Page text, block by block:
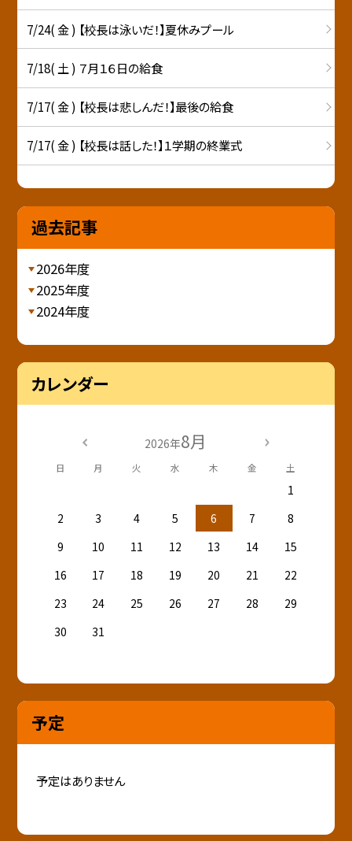
7/24( 金 ) 【校長は泳いだ！】夏休みプール
7/18( 土 ) ７月１６日の給食
7/17( 金 ) 【校長は悲しんだ！】最後の給食
7/17( 金 ) 【校長は話した！】１学期の終業式
過去記事
2026年度
2025年度
2024年度
カレンダー
2026年8月
日 月 火 水 木 金 土
1
2
3 4 5 6 7
8
9
10 11 12 13 14
15
16
17 18 19 20 21
22
23
24 25 26 27 28
29
30
31
予定
予定はありません